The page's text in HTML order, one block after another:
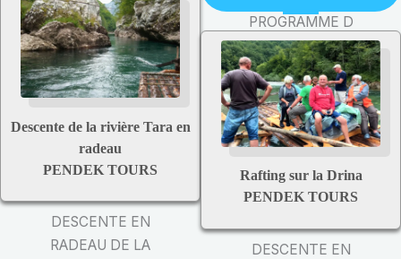
Descente de la rivière Tara en
radeau
PENDEK TOURS
DESCENTE EN
RADEAU DE LA
PROGRAMME D
Rafting sur la Drina
PENDEK TOURS
DESCENTE EN